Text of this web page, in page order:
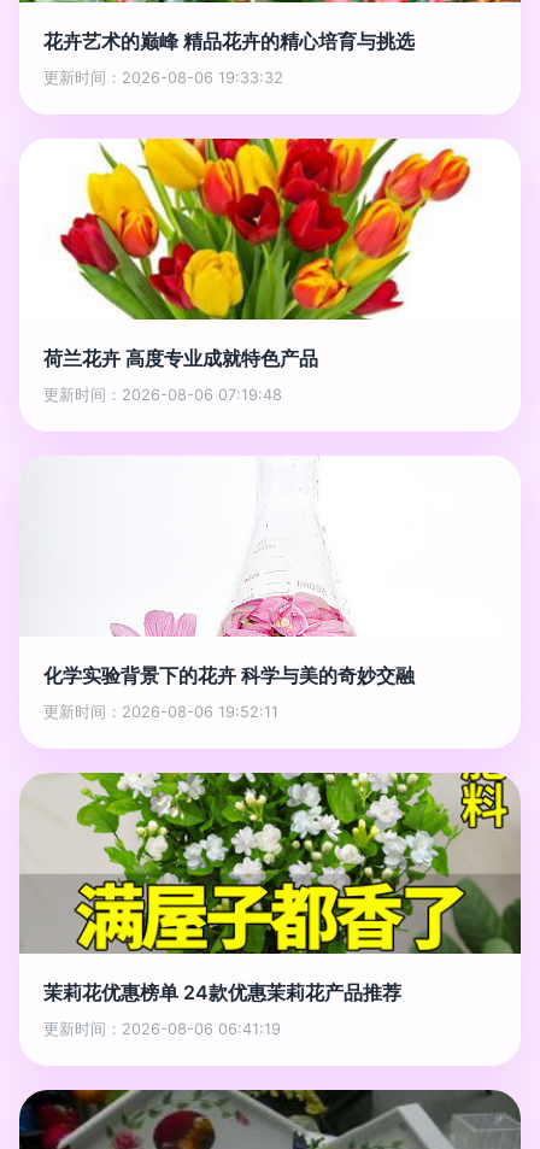
花卉艺术的巅峰 精品花卉的精心培育与挑选
更新时间：2026-08-06 19:33:32
荷兰花卉 高度专业成就特色产品
更新时间：2026-08-06 07:19:48
化学实验背景下的花卉 科学与美的奇妙交融
更新时间：2026-08-06 19:52:11
茉莉花优惠榜单 24款优惠茉莉花产品推荐
更新时间：2026-08-06 06:41:19